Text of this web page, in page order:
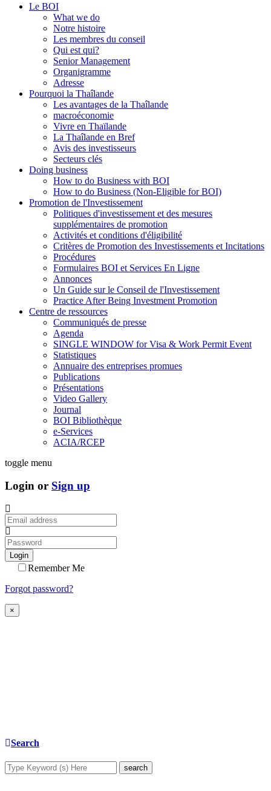
Le BOI
What we do
Notre histoire
Les membres du conseil
Qui est qui?
Senior Management
Organigramme
Adresse
Pourquoi la Thaîlande
Les avantages de la Thaîlande
macroéconomie
Vivre en Thaïlande
La Thaîlande en Bref
Avis des investisseurs
Secteurs clés
Doing business
How to do Business with BOI
How to do Business (Non-Eligible for BOI)
Promotion de l'Investissement
Politiques d'investissement et des mesures
supplémentaires de promotion
Activités et conditions d'éligibilité
Critères de Promotion des Investissements et Incitations
Procédures
Formulaires BOI et Services En Ligne
Annonces
Un Guide sur le Conseil de l'Investissement
Practice After Being Investment Promotion
Centre de ressources
Communiqués de presse
Agenda
SINGLE WINDOW for Visa & Work Permit Event
Statistiques
Annuaire des entreprises promues
Publications
Présentations
Video Gallery
Journal
BOI Bibliothèque
e-Services
ACIA/RCEP
toggle menu
Login or Sign up
Login
Remember Me
Forgot password?
×
Search
search